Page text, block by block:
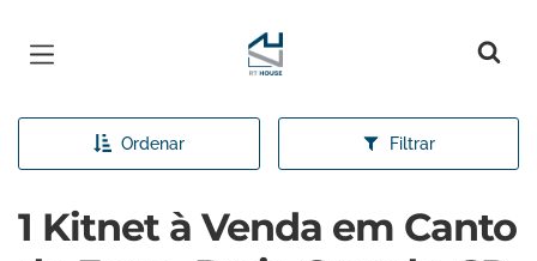
Página inicial
Ordenar Filtrar
1 Kitnet à Venda em Canto